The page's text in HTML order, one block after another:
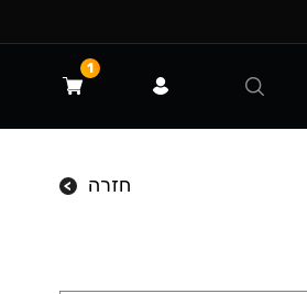
חזרה
1